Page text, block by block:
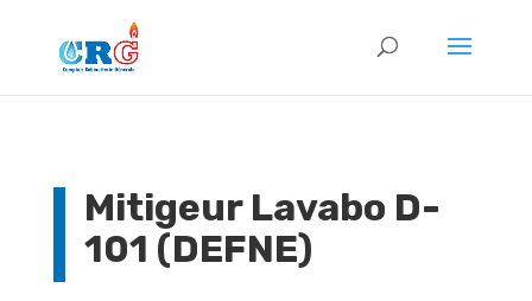
Mitigeur Lavabo D-
101 (DEFNE)